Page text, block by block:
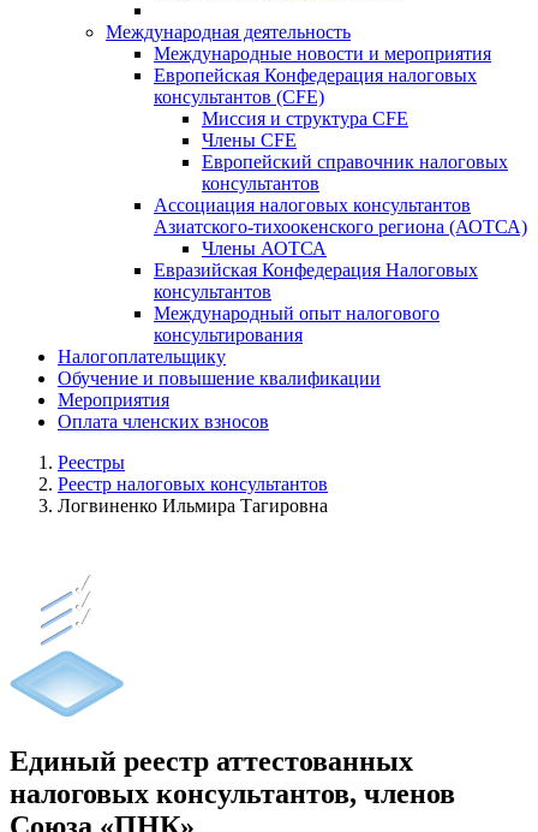
Международная деятельность
Международные новости и мероприятия
Европейская Конфедерация налоговых
консультантов (CFE)
Миссия и структура CFE
Члены CFE
Европейский справочник налоговых
консультантов
Ассоциация налоговых консультантов
Азиатского-тихоокенского региона (АОТСА)
Члены АОТСА
Евразийская Конфедерация Налоговых
консультантов
Международный опыт налогового
консультирования
Налогоплательщику
Обучение и повышение квалификации
Мероприятия
Оплата членских взносов
Реестры
Реестр налоговых консультантов
Логвиненко Ильмира Тагировна
Единый реестр аттестованных
налоговых консультантов, членов